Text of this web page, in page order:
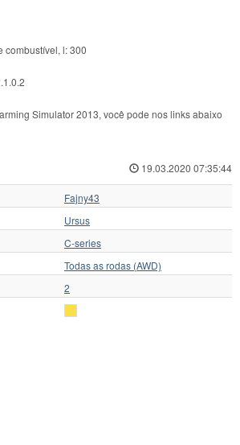
combustível, l: 300
Simulator 2013, você pode nos links abaixo
19.03.2020 07:35:44
Fajny43
Ursus
C-series
Todas as rodas (AWD)
2